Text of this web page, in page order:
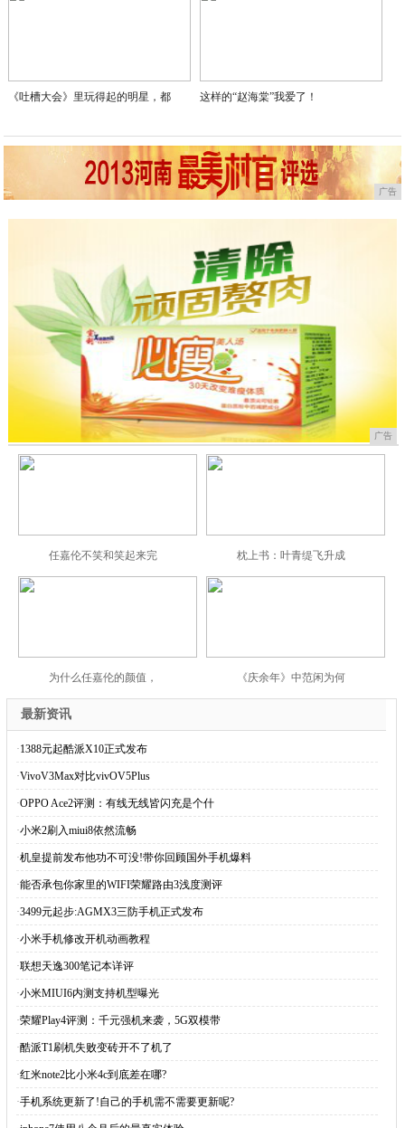
《吐槽大会》里玩得起的明星，都 这样的“赵海棠”我爱了！
广告
广告
任嘉伦不笑和笑起来完 枕上书：叶青缇飞升成
为什么任嘉伦的颜值， 《庆余年》中范闲为何
最新资讯
·1388元起酷派X10正式发布
·VivoV3Max对比vivOV5Plus
·OPPO Ace2评测：有线无线皆闪充是个什
·小米2刷入miui8依然流畅
·机皇提前发布他功不可没!带你回顾国外手机爆料
·能否承包你家里的WIFI荣耀路由3浅度测评
·3499元起步:AGMX3三防手机正式发布
·小米手机修改开机动画教程
·联想天逸300笔记本详评
·小米MIUI6内测支持机型曝光
·荣耀Play4评测：千元强机来袭，5G双模带
·酷派T1刷机失败变砖开不了机了
·红米note2比小米4c到底差在哪?
·手机系统更新了!自己的手机需不需要更新呢?